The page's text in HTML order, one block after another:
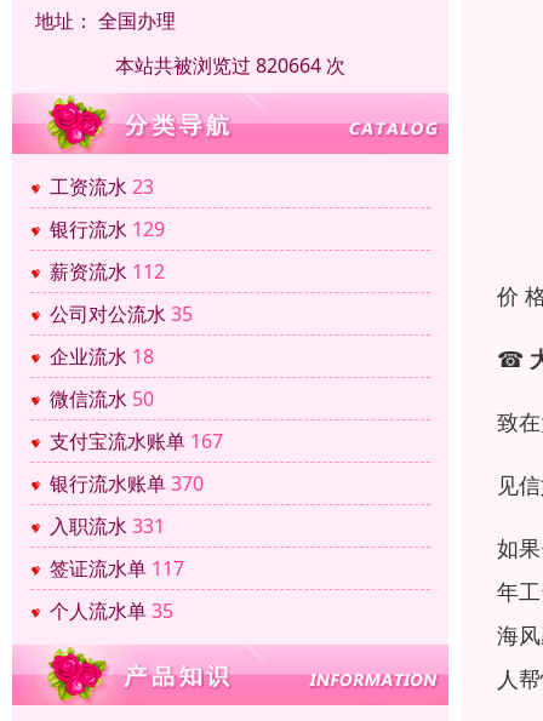
地址： 全国办理
本站共被浏览过 820664 次
工资流水 23
银行流水 129
薪资流水 112
公司对公流水 35
企业流水 18
微信流水 50
支付宝流水账单 167
银行流水账单370
入职流水 331
签证流水单 117
个人流水单35
价
☎
致
见
如
年
海
人